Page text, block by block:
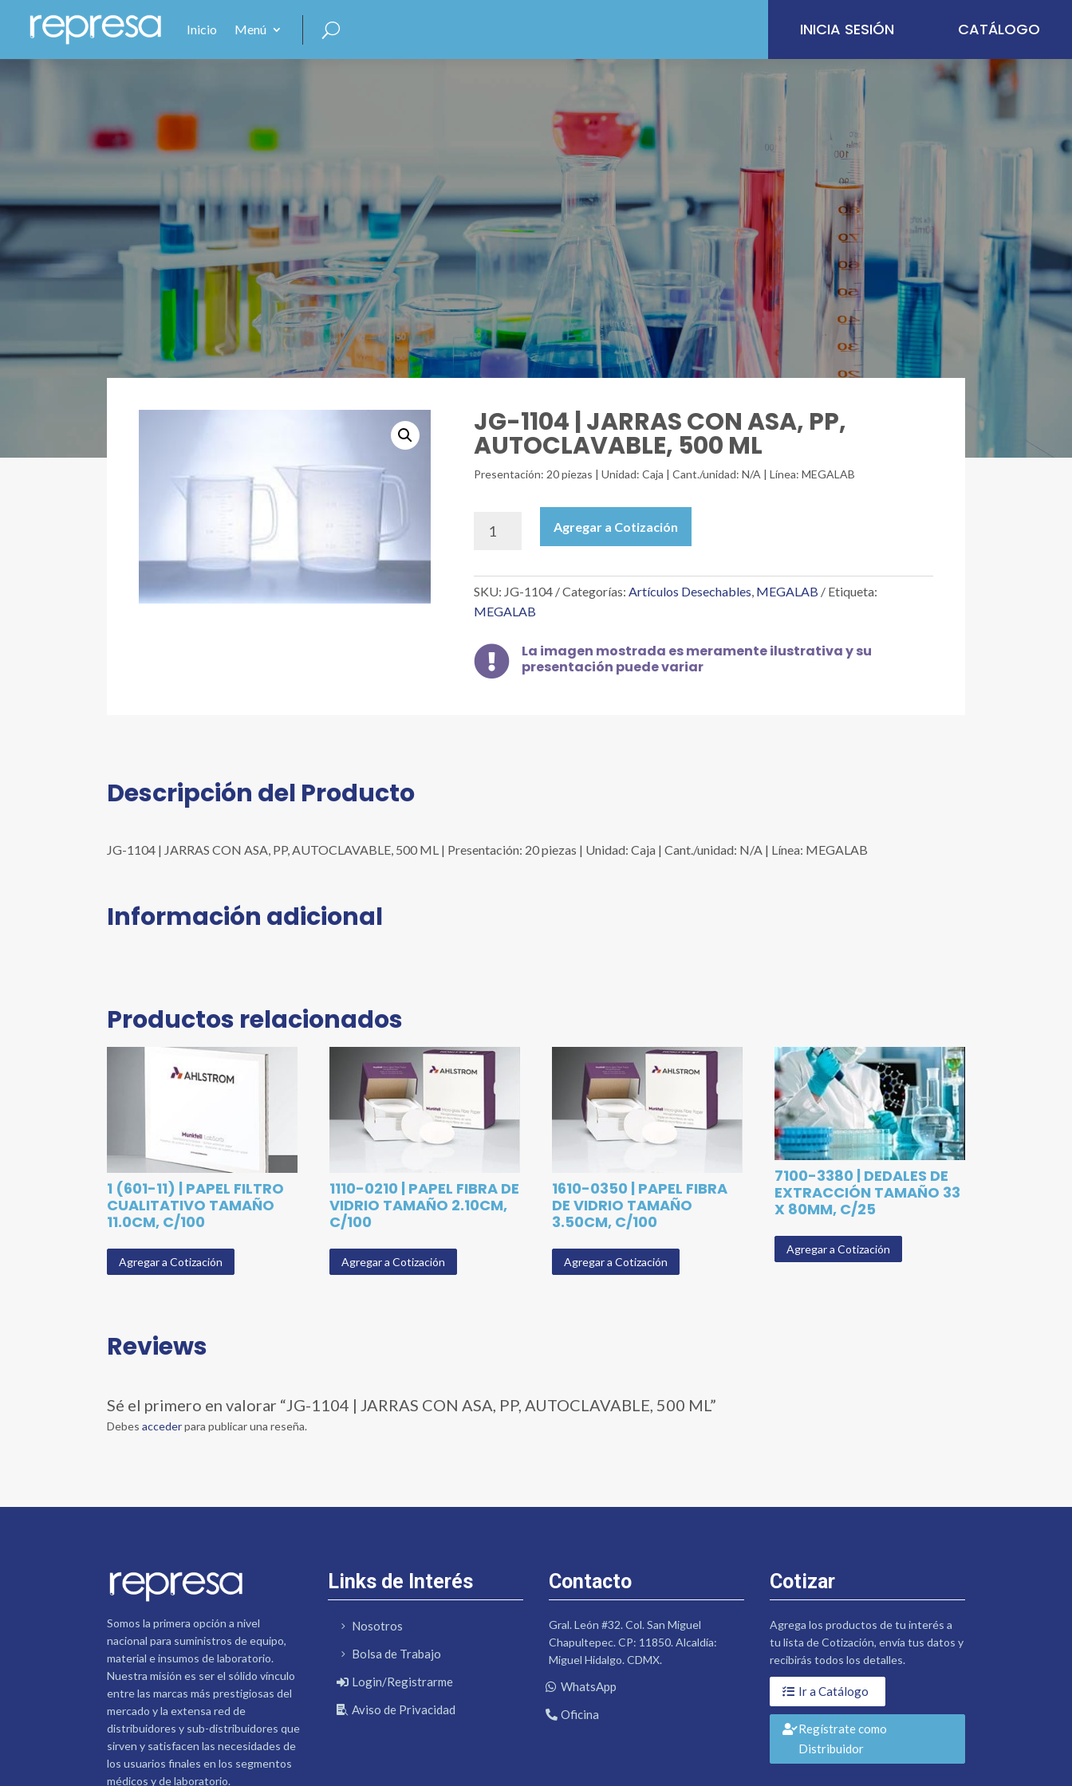
Inicio Menú INICIA SESIÓN CATÁLOGO
JG-1104 | JARRAS CON ASA, PP,
AUTOCLAVABLE, 500 ML
Presentación: 20 piezas | Unidad: Caja | Cant./unidad: N/A | Línea: MEGALAB
1104
JARRAS
CON
ASA,
AUTOCLAVABLE,
500
ML
Agregar a Cotización
SKU: JG-1104 Categorías:Artículos Desechables, MEGALAB
Etiqueta:
MEGALAB

La imagen mostrada es meramente ilustrativa y su
presentación puede variar
Descripción del Producto
JG-1104 | JARRAS CON ASA, PP, AUTOCLAVABLE, 500 ML | Presentación: 20 piezas | Unidad: Caja | Cant./unidad: N/A | Línea: MEGALAB
Información adicional
Productos relacionados
1 (601-11) | PAPEL FILTRO
CUALITATIVO TAMAÑO
11.0CM, C/100
Agregar a Cotización
1110-0210 | PAPEL FIBRA DE
VIDRIO TAMAÑO 2.10CM,
C/100
Agregar a Cotización
1610-0350 | PAPEL FIBRA
DE VIDRIO TAMAÑO
3.50CM, C/100
Agregar a Cotización
7100-3380 | DEDALES DE
EXTRACCIÓN TAMAÑO 33
X 80MM, C/25
Agregar a Cotización
Reviews
Sé el primero en valorar “JG-1104 | JARRAS CON ASA, PP, AUTOCLAVABLE, 500 ML”
Debesaccederpara publicar una reseña.
Somos la primera opción a nivel
nacional para suministros de equipo,
material e insumos de laboratorio.
Nuestra misión es ser el sólido vínculo
entre las marcas más prestigiosas del
mercado y la extensa red de
distribuidores y sub-distribuidores que
sirven y satisfacen las necesidades de
los usuarios finales en los segmentos
médicos y de laboratorio.
Links de Interés
Nosotros
Bolsa de Trabajo
Login/Registrarme
Aviso de Privacidad
Contacto
Gral. León #32. Col. San Miguel
Chapultepec. CP: 11850. Alcaldía:
Miguel Hidalgo. CDMX.
WhatsApp
Oficina
Cotizar
Agrega los productos de tu interés a
tu lista de Cotización, envía tus datos y
recibirás todos los detalles.
Ir a Catálogo
Regístrate como
Distribuidor